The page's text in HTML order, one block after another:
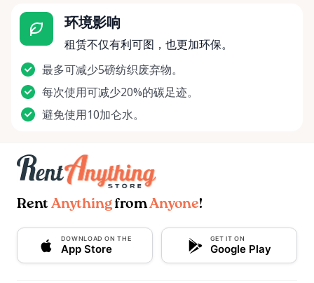
环境影响
租赁不仅有利可图，也更加环保。
最多可减少5磅纺织废弃物。
每次使用可减少20%的碳足迹。
避免使用10加仑水。
Rent AnythingfromAnyone!
DOWNLOAD ON THE
App Store
GET IT ON
Google Play